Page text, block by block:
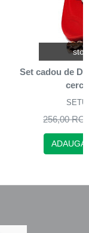
Set cadou de
256,00
ADAUGA